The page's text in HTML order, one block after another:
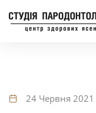
24 Червня 2021